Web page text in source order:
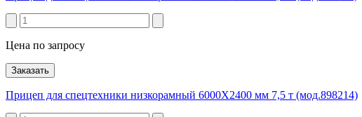
Цена по запросу
Заказать
Прицеп для спецтехники низкорамный 6000Х2400 мм 7,5 т (мод.898214)